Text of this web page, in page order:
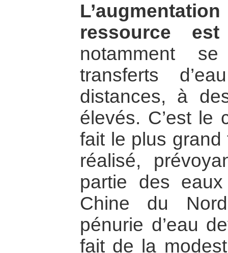
ressource est
notamment
transferts
distances, à
élevés. C’est le
fait le plus grand
réalisé,
partie des
Chine du
pénurie d’eau
fait de la